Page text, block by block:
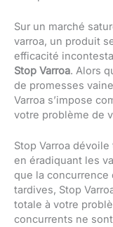
Sur un marché
varroa, un produit
efficacité
Stop Varroa. Alors
de promesses
Varroa s’impose
votre problème de
Stop Varroa dévoile
en éradiquant les
que la
tardives, Stop
totale à votre
concurrents ne